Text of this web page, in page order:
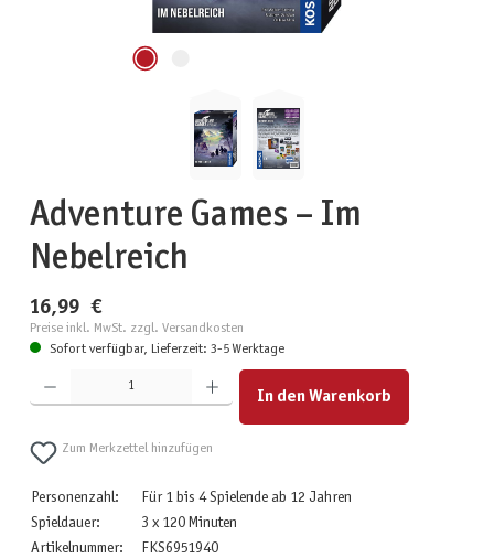
Adventure Games – Im
Nebelreich
16,99 €
Preise inkl. MwSt. zzgl. Versandkosten
Sofort verfügbar, Lieferzeit: 3-5 Werktage
Produkt Anzahl: Gib den gewünschten Wert ein oder benutze die Schaltflächen um die Anzahl zu
In den Warenkorb
Zum Merkzettel hinzufügen
Personenzahl:
Für 1 bis 4 Spielende ab 12 Jahren
Spieldauer:
3 x 120 Minuten
Artikelnummer:
FKS6951940